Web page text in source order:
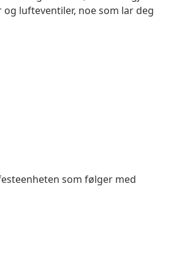
lufteventiler, noe som lar deg
som følger med